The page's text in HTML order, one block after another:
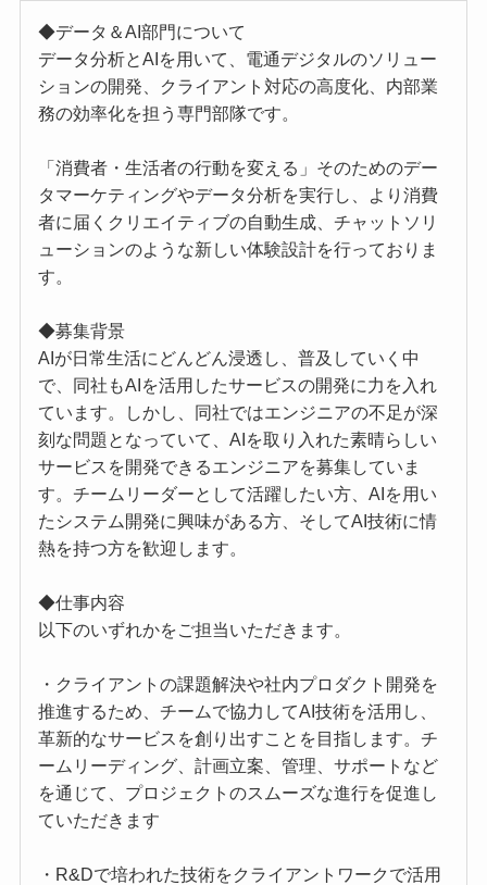
◆データ＆AI部門について
データ分析とAIを用いて、電通デジタルのソリュー
ションの開発、クライアント対応の高度化、内部業
務の効率化を担う専門部隊です。
「消費者・生活者の行動を変える」そのためのデー
タマーケティングやデータ分析を実行し、より消費
者に届くクリエイティブの自動生成、チャットソリ
ューションのような新しい体験設計を行っておりま
す。
◆募集背景
AIが日常生活にどんどん浸透し、普及していく中
で、同社もAIを活用したサービスの開発に力を入れ
ています。しかし、同社ではエンジニアの不足が深
刻な問題となっていて、AIを取り入れた素晴らしい
サービスを開発できるエンジニアを募集していま
す。チームリーダーとして活躍したい方、AIを用い
たシステム開発に興味がある方、そしてAI技術に情
熱を持つ方を歓迎します。
◆仕事内容
以下のいずれかをご担当いただきます。
・クライアントの課題解決や社内プロダクト開発を
推進するため、チームで協力してAI技術を活用し、
革新的なサービスを創り出すことを目指します。チ
ームリーディング、計画立案、管理、サポートなど
を通じて、プロジェクトのスムーズな進行を促進し
ていただきます
・R&Dで培われた技術をクライアントワークで活用